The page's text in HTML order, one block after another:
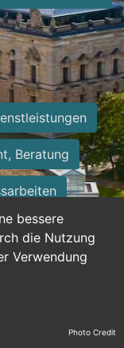
bessere
die Nutzung
Verwendung
Beratung
Photo Credit